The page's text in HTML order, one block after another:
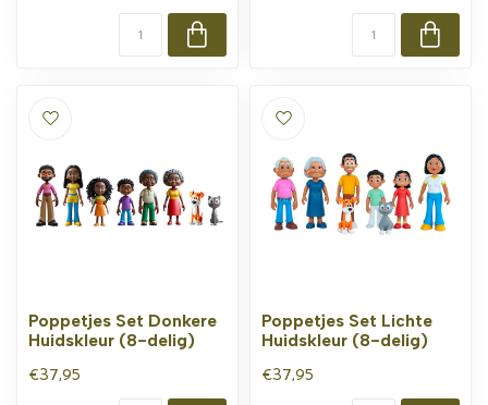
Poppetjes Set Donkere
Huidskleur (8-delig)
€37,95
Poppetjes Set Lichte
Huidskleur (8-delig)
€37,95